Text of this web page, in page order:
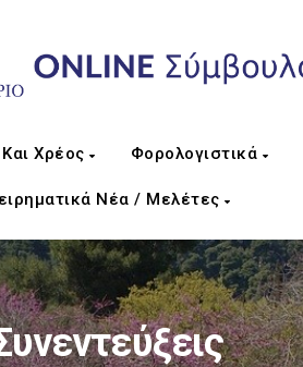
Χρέος Φορολογιστικά
Νέα / Μελέτες